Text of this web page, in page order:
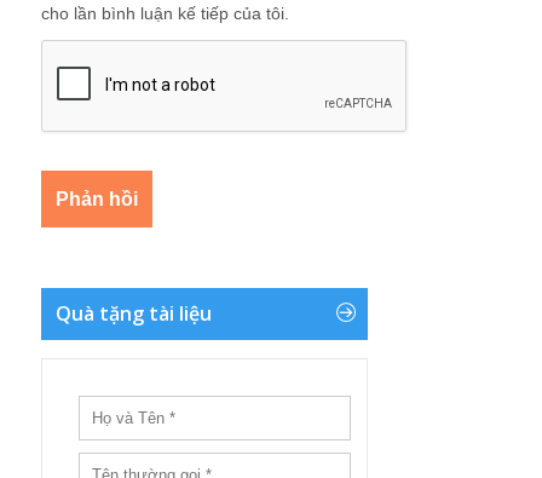
cho lần bình luận kế tiếp của tôi.
Quà tặng tài liệu